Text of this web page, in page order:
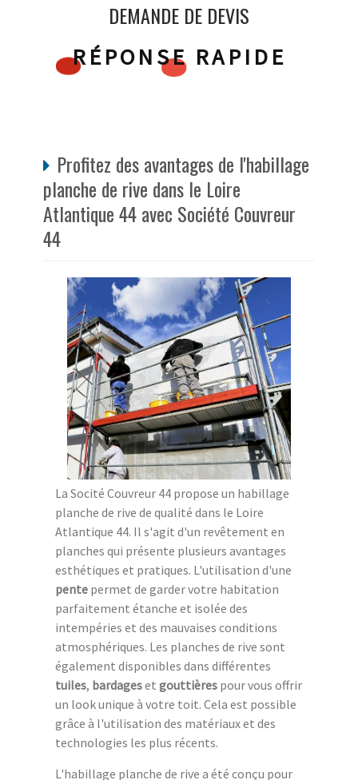
DEMANDE DE DEVIS
RÉPONSE RAPIDE
Profitez des avantages de l'habillage
planche de rive dans le Loire
Atlantique 44 avec Société Couvreur
44
La Socité Couvreur 44 propose un habillage
planche de rive de qualité dans le Loire
Atlantique 44. Il s'agit d'un revêtement en
planches qui présente plusieurs avantages
esthétiques et pratiques. L'utilisation d'une
pente permet de garder votre habitation
parfaitement étanche et isolée des
intempéries et des mauvaises conditions
atmosphériques. Les planches de rive sont
également disponibles dans différentes
tuiles, bardageset gouttières pour vous offrir
un look unique à votre toit. Cela est possible
grâce à l'utilisation des matériaux et des
technologies les plus récents.
L'habillage planche de rive a été conçu pour